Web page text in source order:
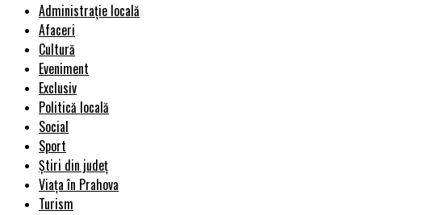
Administrație locală
Afaceri
Cultură
Eveniment
Exclusiv
Politică locală
Social
Sport
Știri din județ
Viața în Prahova
Turism